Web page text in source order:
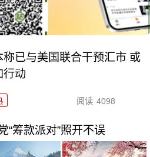
称已与美国联合干预汇市 或
行动
阅读 4098
筹款派对”照开不误